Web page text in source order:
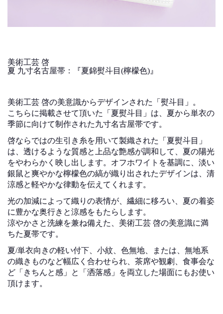
美術工芸 啓
夏 九寸名古屋帯：『夏錦熨斗目(檸檬色)』
美術工芸 啓の美意識からデザインされた「熨斗目」。
こちらに掲載させて頂いた「夏熨斗目」は、夏から単衣の
季節に向けて制作された九寸名古屋帯です。
啓ならではの生引き糸を用いて製織された「夏熨斗目」
は、透けるような質感と上品な艶感が調和して、夏の陽光
をやわらかく映し出します。オフホワイトを基調に、淡い
銀鼠と爽やかな檸檬色の縞が織り出されたデザインは、清
涼感と軽やかな律動を伝えてくれます。
光の加減によって織りの表情が、繊細に移ろい、夏の着姿
に豊かな奥行きと涼感をもたらします。
涼やかさと洗練を兼ね備えた、美術工芸 啓の美意識に満
ちた夏帯です。
夏/単衣向きの軽い付下、小紋、色無地、または、無地系
の織きものなど幅広く合わせられ、茶席や観劇、食事会な
ど「きちんと感」と「洒落感」を両立した場面にもお使い
頂けます。